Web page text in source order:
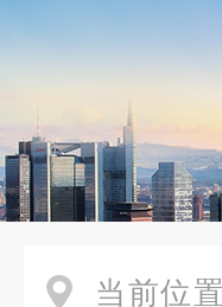
当前位置